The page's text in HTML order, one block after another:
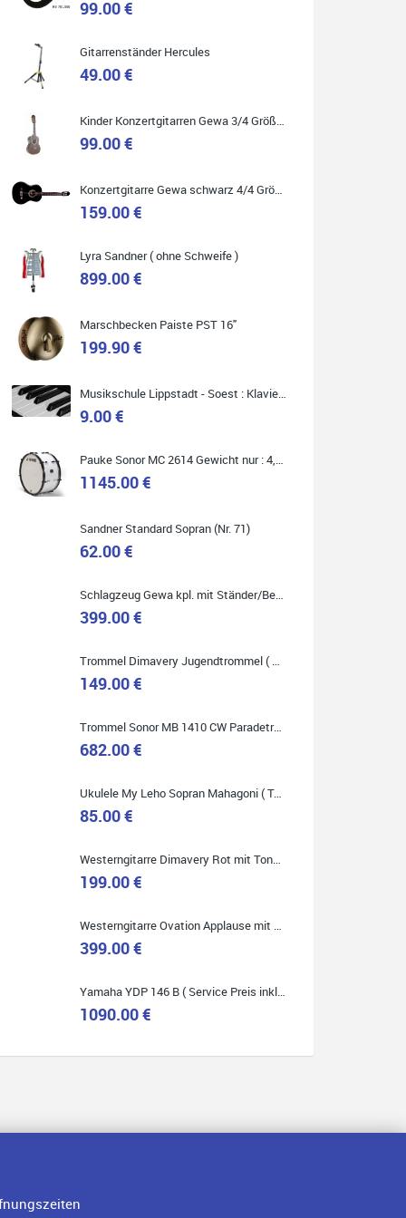
Quelle: Google-Rezension
Ich war auf der Suche nach einem neuen Keyboard
und bin begeistert: ich bin super beraten worden,
aktuell natürlich nur telefonisch. Nachdem die
abholen musste. Top!
Quelle: Google-Rezension
Ich bin super zufrieden mit meiner neuen Ukulele!
Einfach am Freitag vorbeigekommen, eben geklingelt
und top beraten worden. Ich würde den Besuch im
Musikgeschäft Stöppel jedem Onlineshopping
Quelle: Google-Rezension
Klein...aber fein!
Toller Service, nette Leute. Immer wieder gerne..
Quelle: Google-Rezension
99.00 €
Gitarrenständer Hercules
49.00 €
99.00 €
159.00 €
Lyra Sandner ( ohne Schweife )
899.00 €
Marschbecken Paiste PST 16"
199.90 €
9.00 €
1145.00 €
Sandner Standard Sopran (Nr. 71)
62.00 €
399.00 €
149.00 €
Trommel Sonor MB 1410 CW Paradetrommel ( Service Preis inkl. Werkstatt Service )
682.00 €
Ukulele My Leho Sopran Mahagoni ( Top Empfehlung ! )
85.00 €
199.00 €
399.00 €
1090.00 €